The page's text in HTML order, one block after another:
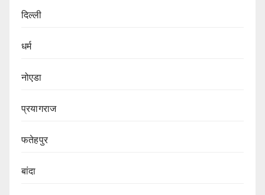
दिल्ली
धर्म
नोएडा
प्रयागराज
फतेहपुर
बांदा